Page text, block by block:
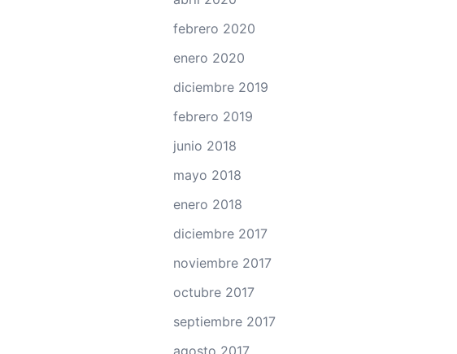
febrero 2020
enero 2020
diciembre 2019
febrero 2019
junio 2018
mayo 2018
enero 2018
diciembre 2017
noviembre 2017
octubre 2017
septiembre 2017
agosto 2017